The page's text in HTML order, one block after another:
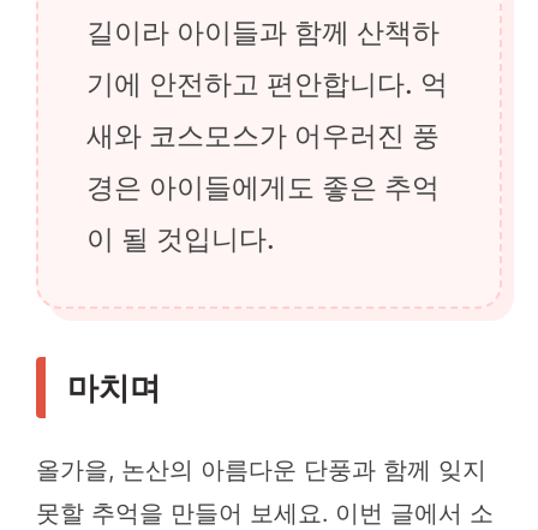
길이라 아이들과 함께 산책하
기에 안전하고 편안합니다. 억
새와 코스모스가 어우러진 풍
경은 아이들에게도 좋은 추억
이 될 것입니다.
마치며
올가을, 논산의 아름다운 단풍과 함께 잊지
못할 추억을 만들어 보세요. 이번 글에서 소